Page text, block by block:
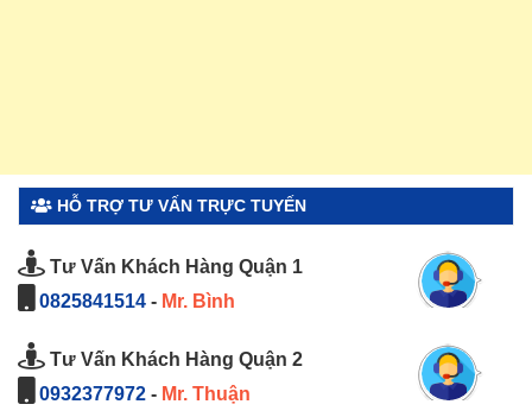
HỖ TRỢ TƯ VẤN TRỰC TUYẾN
Tư Vấn Khách Hàng Quận 1
0825841514 - Mr. Bình
Tư Vấn Khách Hàng Quận 2
0932377972 - Mr. Thuận